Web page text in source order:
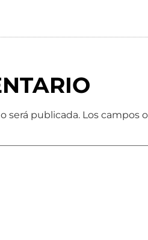
será publicada. Los campos